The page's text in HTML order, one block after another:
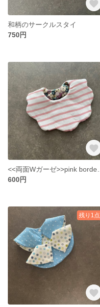
和柄のサークルスタイ
750円
600円
残り1点